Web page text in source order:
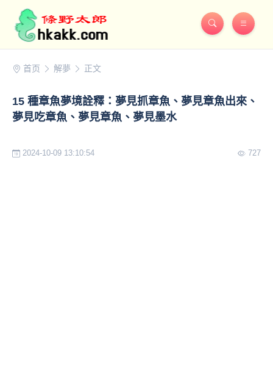
首页 解夢 正文
15 種章魚夢境詮釋：夢見抓章魚、夢見章魚出來、
夢見吃章魚、夢見章魚、夢見墨水
2024-10-09 13:10:54 727